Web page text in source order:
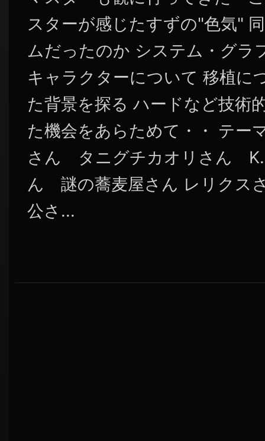
スターが感じたすずの"色気"
ムだったのか システム・グラ
キャラクターについて 移植に
た背景を探る ハードなど技術
た機会をあらためて・・ テー
さん タニグチカオリさん
ん 謎の蕎麦屋さん レリクス
公さ...